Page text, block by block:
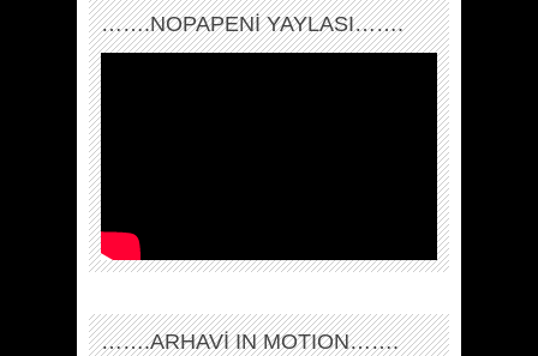
…….NOPAPENİ YAYLASI…….
…….ARHAVI IN MOTION…….